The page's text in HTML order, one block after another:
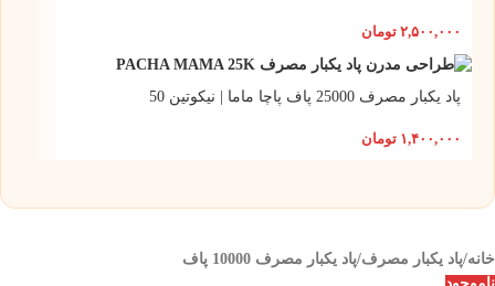
۲,۵۰۰,۰۰۰ تومان
پاد یکبار مصرف 25000 پاف پاچا ماما | نیکوتین 50
۱,۴۰۰,۰۰۰ تومان
خانه/پاد یکبار مصرف/پاد یکبار مصرف 10000 پاف